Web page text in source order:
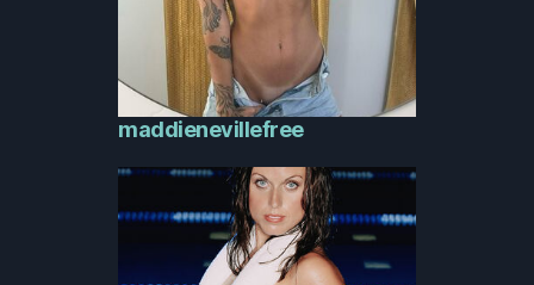
maddienevillefree